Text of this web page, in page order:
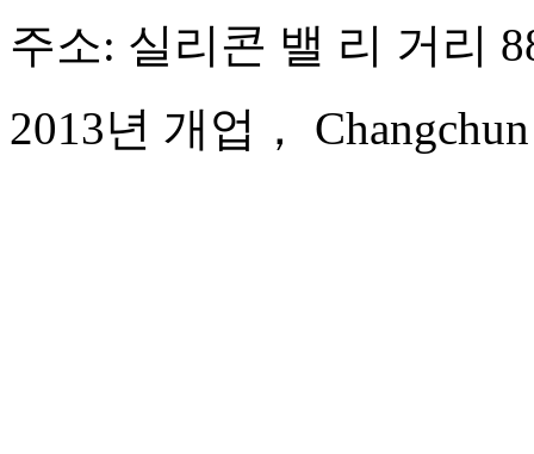
주소: 실리콘 밸 리 거리
2013년 개업，